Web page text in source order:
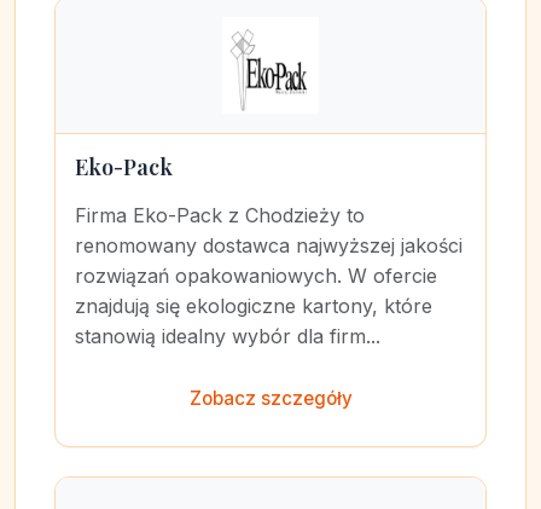
Eko-Pack
Firma Eko-Pack z Chodzieży to
renomowany dostawca najwyższej jakości
rozwiązań opakowaniowych. W ofercie
znajdują się ekologiczne kartony, które
stanowią idealny wybór dla firm...
Zobacz szczegóły